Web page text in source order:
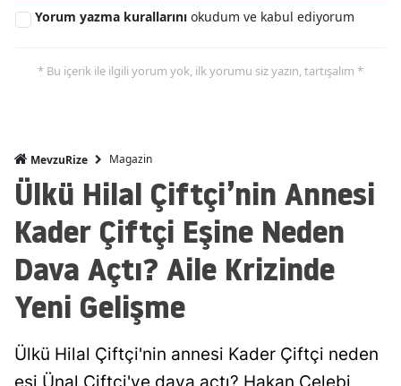
Yorum yazma kurallarını okudum ve kabul ediyorum
* Bu içerik ile ilgili yorum yok, ilk yorumu siz yazın, tartışalım *
MevzuRize Magazin
Ülkü Hilal Çiftçi’nin Annesi
Kader Çiftçi Eşine Neden
Dava Açtı? Aile Krizinde
Yeni Gelişme
Ülkü Hilal Çiftçi'nin annesi Kader Çiftçi neden
eşi Ünal Çiftçi'ye dava açtı? Hakan Çelebi